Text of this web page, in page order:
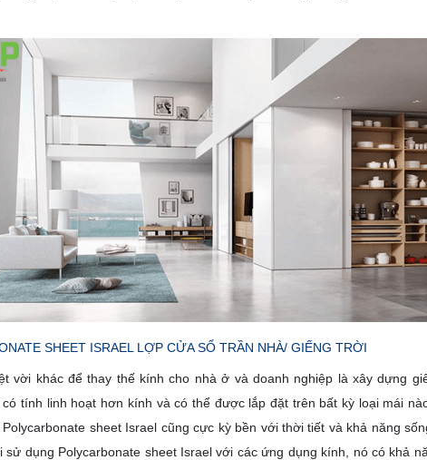
SHEET ISRAEL LỢP CỬA SỔ TRẦN NHÀ/ GIẾNG TRỜI
vời khác để thay thế kính cho nhà ở và doanh nghiệp là xây dựng
có tính linh hoạt hơn kính và có thể được lắp đặt trên bất kỳ loại mái
sheet Israel cũng cực kỳ bền với thời tiết và khả năng
sử dụng Polycarbonate sheet Israel với các ứng dụng kính, nó có khả